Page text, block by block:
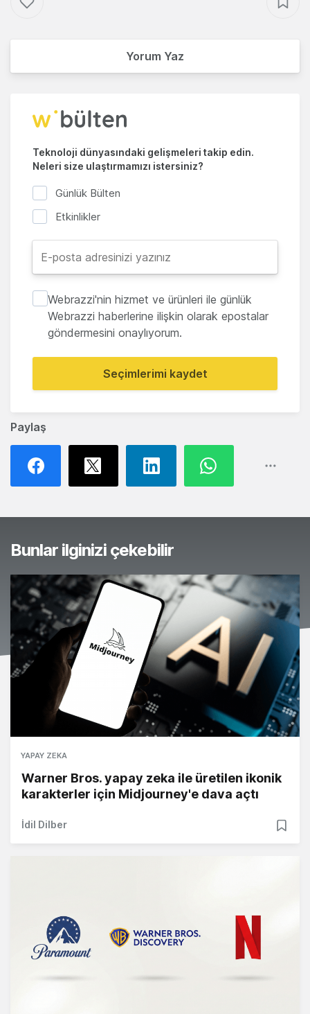
Paylaş
Yorum Yaz
Teknoloji dünyasındaki gelişmeleri takip edin.
Neleri size ulaştırmamızı istersiniz?
Günlük Bülten
Etkinlikler
Webrazzi'nin hizmet ve ürünleri ile günlük
Webrazzi haberlerine ilişkin olarak epostalar
göndermesini onaylıyorum.
Seçimlerimi kaydet
Bunlar ilginizi çekebilir
YAPAY ZEKA
Warner Bros. yapay zeka ile üretilen ikonik
karakterler için Midjourney'e dava açtı
İdil Dilber